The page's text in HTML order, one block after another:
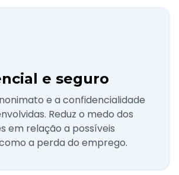
e seguro
e a confidencialidade
Reduz o medo dos
em relação a possíveis
a perda do emprego.